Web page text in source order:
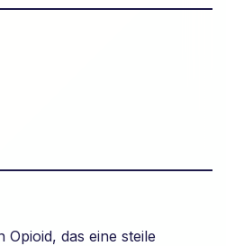
das eine steile